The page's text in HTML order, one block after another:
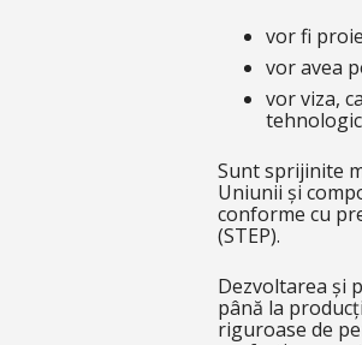
vor fi
vor avea
vor viza,
Sunt sprijinite
Uniunii și
conforme cu
(STEP).
Dezvoltarea și
până la
riguroase de